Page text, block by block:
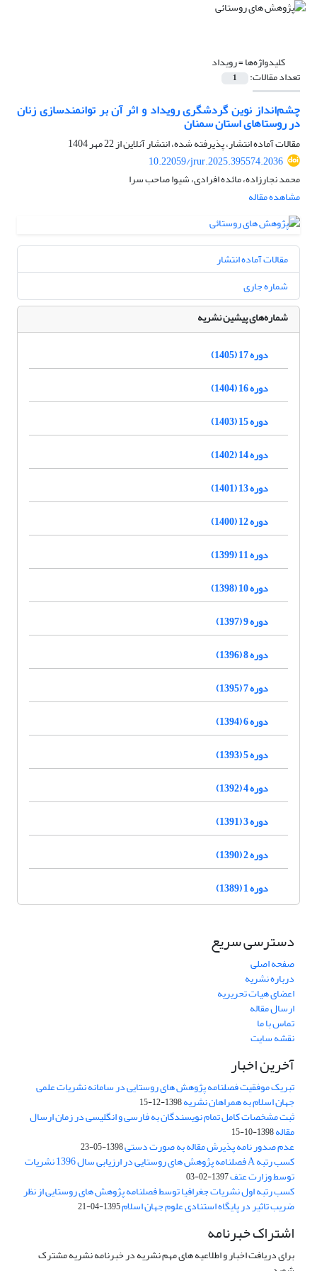
کلیدواژه‌ها =رویداد
تعداد مقالات: 1
چشم‌انداز نوین گردشگری رویداد و اثر آن بر توانمندسازی زنان
در روستاهای استان سمنان
مقالات آماده انتشار، پذیرفته شده، انتشار آنلاین از22 مهر 1404
10.22059/jrur.2025.395574.2036
محمد نجارزاده، مائده افرادی، شیوا صاحب سرا
مشاهده مقاله
مقالات آماده انتشار
شماره جاری
شماره‌های پیشین نشریه
دوره 17 (1405)
دوره 16 (1404)
دوره 15 (1403)
دوره 14 (1402)
دوره 13 (1401)
دوره 12 (1400)
دوره 11 (1399)
دوره 10 (1398)
دوره 9 (1397)
دوره 8 (1396)
دوره 7 (1395)
دوره 6 (1394)
دوره 5 (1393)
دوره 4 (1392)
دوره 3 (1391)
دوره 2 (1390)
دوره 1 (1389)
دسترسی سریع
صفحه اصلی
درباره نشریه
اعضای هیات تحریریه
ارسال مقاله
تماس با ما
نقشه سایت
آخرین اخبار
تبریک موفقیت فصلنامه پژوهش های روستایی در سامانه نشریات علمی
جهان اسلام به همراهان نشریه1398-12-15
ثبت مشخصات کامل تمام نویسندگان به فارسی و انگلیسی در زمان ارسال
مقاله1398-10-15
عدم صدور نامه پذیرش مقاله به صورت دستی1398-05-23
کسب رتبه A فصلنامه پژوهش های روستایی در ارزیابی سال 1396 نشریات
توسط وزارت عتف1397-02-03
کسب رتبه اول نشریات جغرافیا توسط فصلنامه پژوهش های روستایی از نظر
ضریب تاثیر در پایگاه استنادی علوم جهان اسلام1395-04-21
اشتراک خبرنامه
برای دریافت اخبار و اطلاعیه های مهم نشریه در خبرنامه نشریه مشترک